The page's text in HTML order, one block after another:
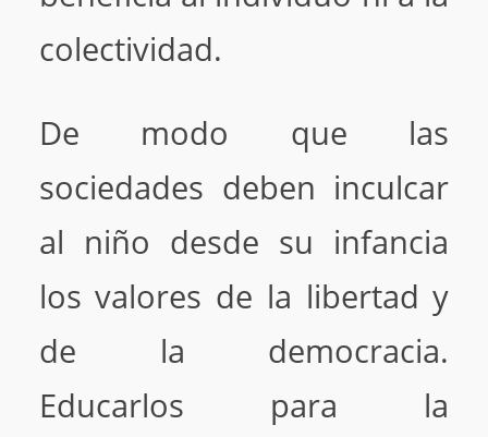
colectividad.
De modo que las
sociedades deben inculcar
al niño desde su infancia
los valores de la libertad y
de la democracia.
Educarlos para la